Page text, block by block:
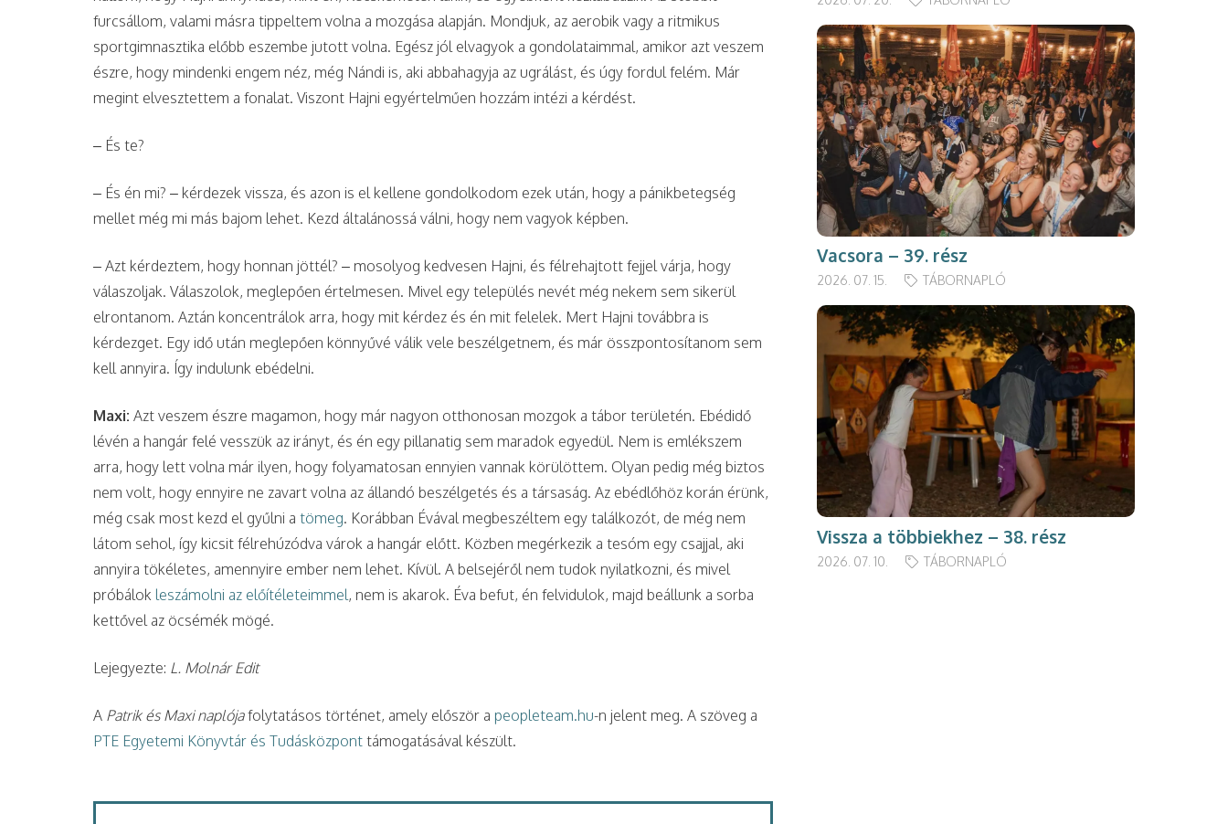
furcsállom, valami másra tippeltem volna a mozgása alapján. Mondjuk, az aerobik vagy a ritmikus
sportgimnasztika előbb eszembe jutott volna. Egész jól elvagyok a gondolataimmal, amikor azt veszem
észre, hogy mindenki engem néz, még Nándi is, aki abbahagyja az ugrálást, és úgy fordul felém. Már
megint elvesztettem a fonalat. Viszont Hajni egyértelműen hozzám intézi a kérdést.
– És te?
– És én mi? – kérdezek vissza, és azon is el kellene gondolkodom ezek után, hogy a pánikbetegség
mellet még mi más bajom lehet. Kezd általánossá válni, hogy nem vagyok képben.
– Azt kérdeztem, hogy honnan jöttél? – mosolyog kedvesen Hajni, és félrehajtott fejjel várja, hogy
válaszoljak. Válaszolok, meglepően értelmesen. Mivel egy település nevét még nekem sem sikerül
elrontanom. Aztán koncentrálok arra, hogy mit kérdez és én mit felelek. Mert Hajni továbbra is
kérdezget. Egy idő után meglepően könnyűvé válik vele beszélgetnem, és már összpontosítanom sem
kell annyira. Így indulunk ebédelni.
Maxi: Azt veszem észre magamon, hogy már nagyon otthonosan mozgok a tábor területén. Ebédidő
lévén a hangár felé vesszük az irányt, és én egy pillanatig sem maradok egyedül. Nem is emlékszem
arra, hogy lett volna már ilyen, hogy folyamatosan ennyien vannak körülöttem. Olyan pedig még biztos
nem volt, hogy ennyire ne zavart volna az állandó beszélgetés és a társaság. Az ebédlőhöz korán érünk,
még csak most kezd el gyűlni a tömeg. Korábban Évával megbeszéltem egy találkozót, de még nem
látom sehol, így kicsit félrehúzódva várok a hangár előtt. Közben megérkezik a tesóm egy csajjal, aki
annyira tökéletes, amennyire ember nem lehet. Kívül. A belsejéről nem tudok nyilatkozni, és mivel
próbálok leszámolni az előítéleteimmel, nem is akarok. Éva befut, én felvidulok, majd beállunk a sorba
kettővel az öcsémék mögé.
Lejegyezte: L. Molnár Edit
A Patrik és Maxi naplójafolytatásos történet, amely először a peopleteam.hu-n jelent meg. A szöveg a
PTE Egyetemi Könyvtár és Tudásközpont támogatásával készült.
Vacsora – 39. rész
2026. 07. 15. TÁBORNAPLÓ
Vissza a többiekhez – 38. rész
2026. 07. 10. TÁBORNAPLÓ